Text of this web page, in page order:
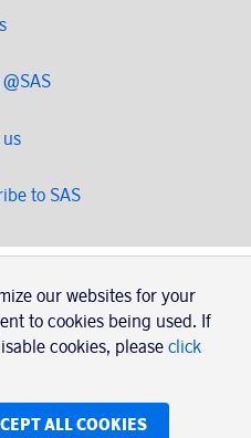
us
to SAS
2020
556606-8499, SE-195 87
Sweden
our websites for your
to cookies being used. If
cookies, please click
ALL COOKIES